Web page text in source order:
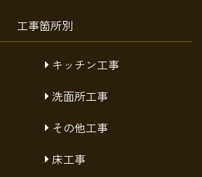
工事箇所別
キッチン工事
洗面所工事
その他工事
床工事